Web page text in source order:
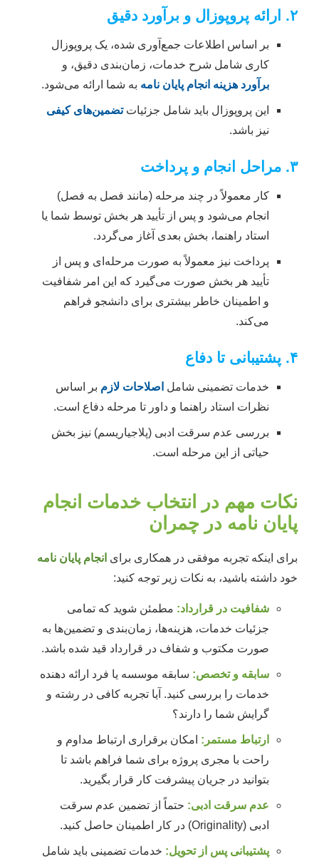
۲. ارائه پروپوزال و برآورد دقیق
بر اساس اطلاعات جمع‌آوری شده، یک پروپوزال
کاری شامل شرح خدمات، زمان‌بندی دقیق، و
برآورد هزینه انجام پایان نامه به شما ارائه می‌شود.
این پروپوزال باید شامل جزئیاتتضمین‌های کیفی
نیز باشد.
۳. مراحل انجام و پرداخت
کار معمولاً در چند مرحله (مانند فصل به فصل)
انجام می‌شود و پس از تأیید هر بخش توسط شما یا
استاد راهنما، بخش بعدی آغاز می‌گردد.
پرداخت نیز معمولاً به صورت مرحله‌ای و پس از
تأیید هر بخش صورت می‌گیرد که این امر شفافیت
و اطمینان خاطر بیشتری برای دانشجو فراهم
می‌کند.
۴. پشتیبانی تا دفاع
خدمات تضمینی شامل اصلاحات لازم بر اساس
نظرات استاد راهنما و داور تا مرحله دفاع است.
بررسی عدم سرقت ادبی (پلاجیاریسم) نیز بخش
حیاتی از این مرحله است.
نکات مهم در انتخاب خدمات انجام
پایان نامه در چمران
برای اینکه تجربه موفقی در همکاری برای انجام پایان نامه
خود داشته باشید، به نکات زیر توجه کنید:
شفافیت در قرارداد: مطمئن شوید که تمامی
جزئیات خدمات، هزینه‌ها، زمان‌بندی و تضمین‌ها به
صورت مکتوب و شفاف در قرارداد قید شده باشد.
سابقه و تخصص: سابقه موسسه یا فرد ارائه دهنده
خدمات را بررسی کنید. آیا تجربه کافی در رشته و
گرایش شما را دارند؟
ارتباط مستمر: امکان برقراری ارتباط مداوم و
راحت با مجری پروژه برای شما فراهم باشد تا
بتوانید در جریان پیشرفت کار قرار بگیرید.
عدم سرقت ادبی: حتماً از تضمین عدم سرقت
ادبی (Originality) در کار اطمینان حاصل کنید.
پشتیبانی پس از تحویل: خدمات تضمینی باید شامل